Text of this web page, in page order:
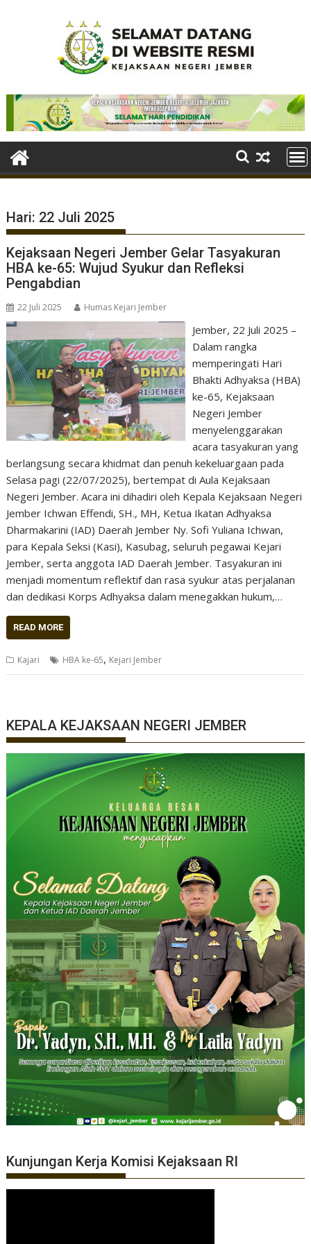
Hari: 22 Juli 2025
Kejaksaan Negeri Jember Gelar Tasyakuran
HBA ke-65: Wujud Syukur dan Refleksi
Pengabdian
22 Juli 2025 Humas Kejari Jember
Jember, 22 Juli 2025 –
Dalam rangka
memperingati Hari
Bhakti Adhyaksa (HBA)
ke-65, Kejaksaan
Negeri Jember
menyelenggarakan
acara tasyakuran yang
berlangsung secara khidmat dan penuh kekeluargaan pada
Selasa pagi (22/07/2025), bertempat di Aula Kejaksaan
Negeri Jember. Acara ini dihadiri oleh Kepala Kejaksaan Negeri
Jember Ichwan Effendi, SH., MH, Ketua Ikatan Adhyaksa
Dharmakarini (IAD) Daerah Jember Ny. Sofi Yuliana Ichwan,
para Kepala Seksi (Kasi), Kasubag, seluruh pegawai Kejari
Jember, serta anggota IAD Daerah Jember. Tasyakuran ini
menjadi momentum reflektif dan rasa syukur atas perjalanan
dan dedikasi Korps Adhyaksa dalam menegakkan hukum,…
READ MORE
Kajari HBA ke-65, Kejari Jember
KEPALA KEJAKSAAN NEGERI JEMBER
Kunjungan Kerja Komisi Kejaksaan RI